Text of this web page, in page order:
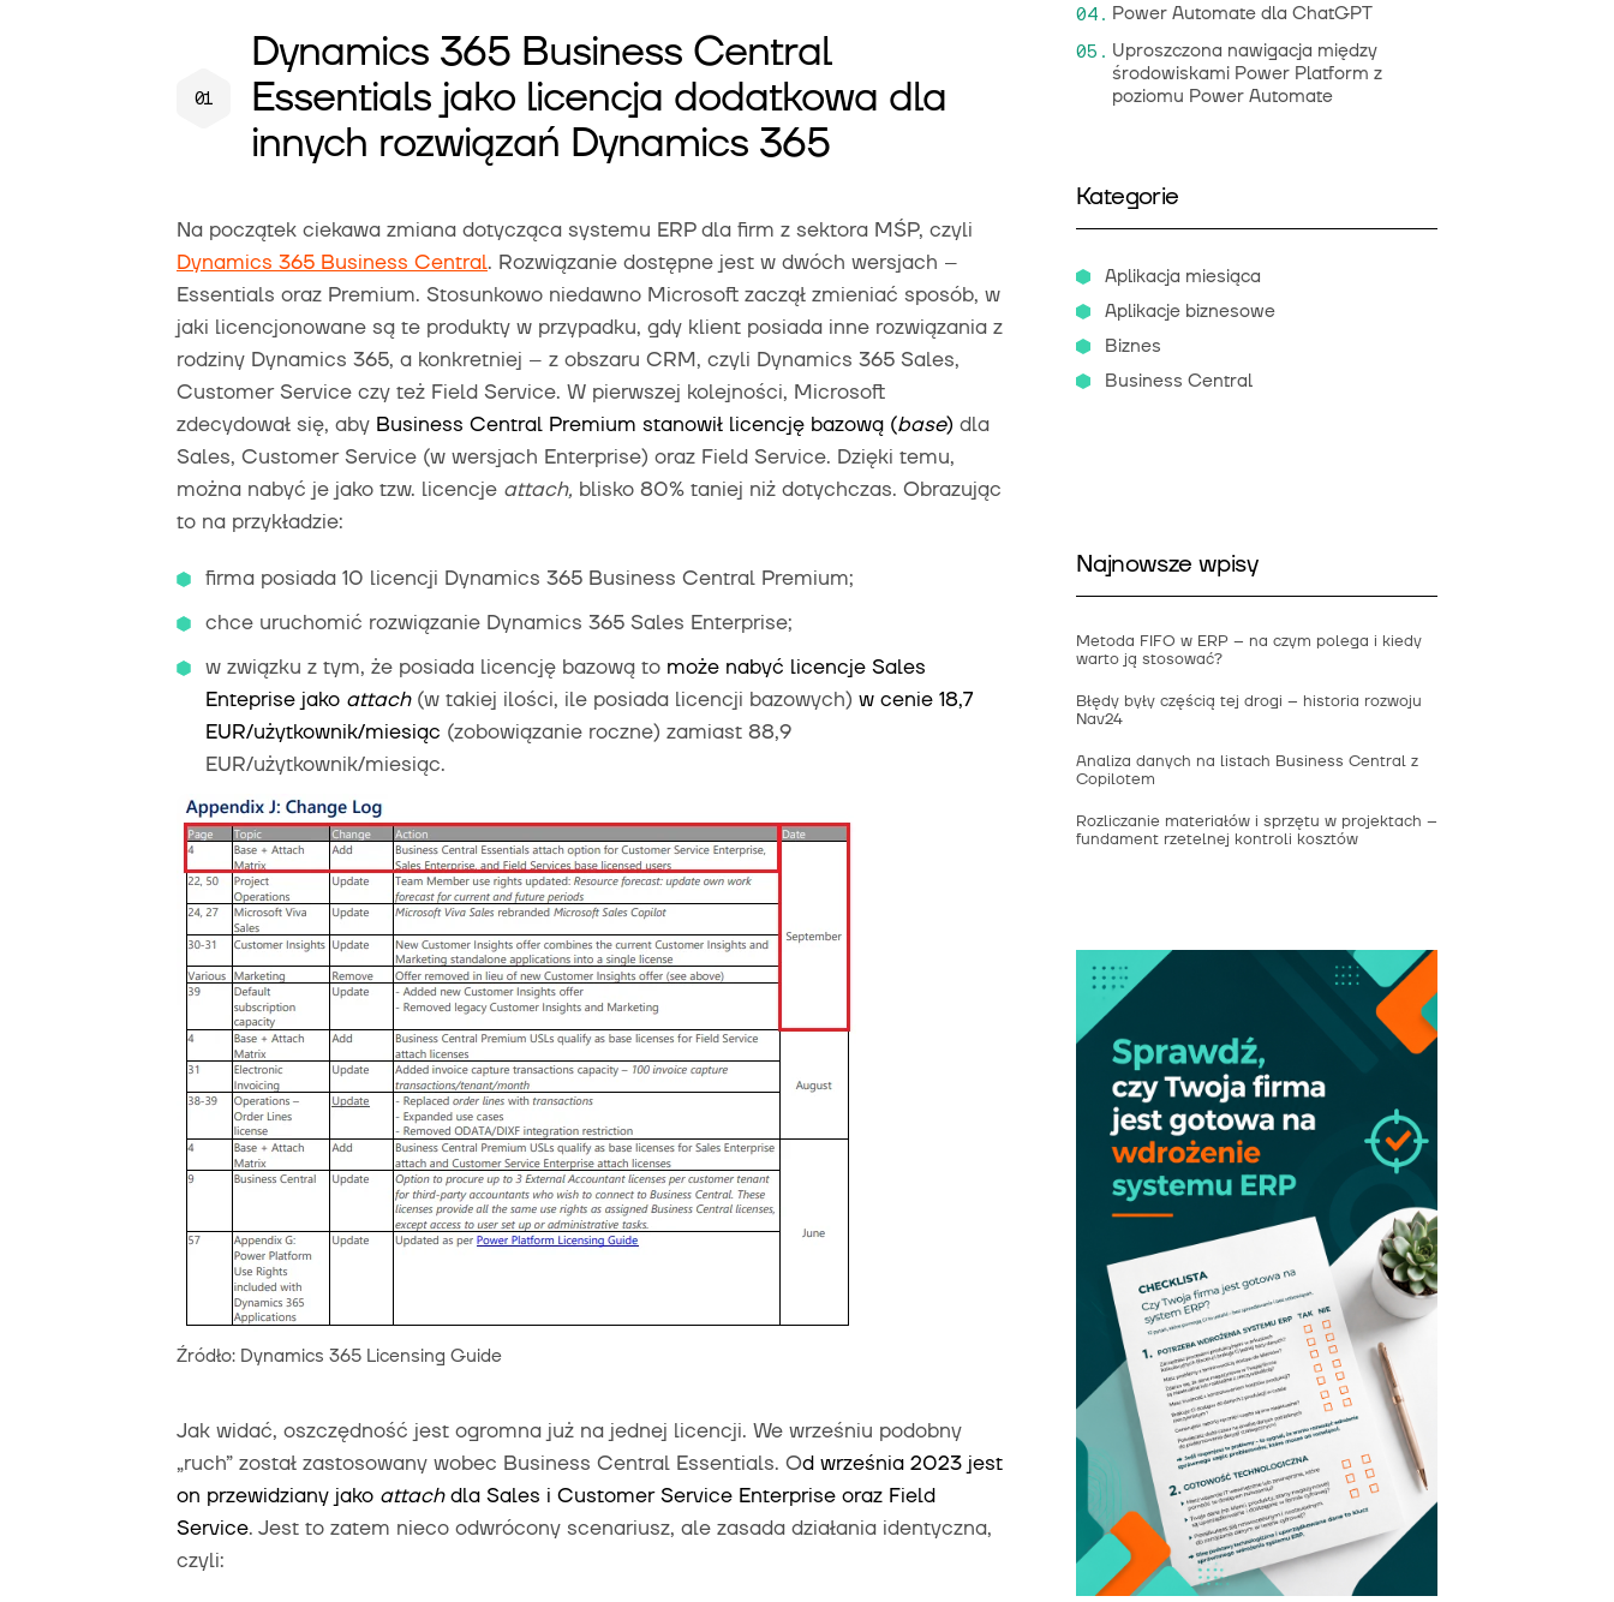
Dynamics 365 Business Central
Essentials jako licencja dodatkowa dla
innych rozwiązań Dynamics 365
Na początek ciekawa zmiana dotycząca systemu ERP dla firm z sektora MŚP, czyli
Dynamics 365 Business Central. Rozwiązanie dostępne jest w dwóch wersjach –
Essentials oraz Premium. Stosunkowo niedawno Microsoft zaczął zmieniać sposób, w
jaki licencjonowane są te produkty w przypadku, gdy klient posiada inne rozwiązania z
rodziny Dynamics 365, a konkretniej – z obszaru CRM, czyli Dynamics 365 Sales,
Customer Service czy też Field Service. W pierwszej kolejności, Microsoft
zdecydował się, aby Business Central Premium stanowił licencję bazową (base) dla
Sales, Customer Service (w wersjach Enterprise) oraz Field Service. Dzięki temu,
można nabyć je jako tzw. licencje attach, blisko 80% taniej niż dotychczas. Obrazując
to na przykładzie:
firma posiada 10 licencji Dynamics 365 Business Central Premium;
chce uruchomić rozwiązanie Dynamics 365 Sales Enterprise;
w związku z tym, że posiada licencję bazową to może nabyć licencje Sales
Enteprise jako attach (w takiej ilości, ile posiada licencji bazowych) w cenie 18,7
EUR/użytkownik/miesiąc (zobowiązanie roczne) zamiast 88,9
EUR/użytkownik/miesiąc.
Źródło: Dynamics 365 Licensing Guide
Jak widać, oszczędność jest ogromna już na jednej licencji. We wrześniu podobny
„ruch” został zastosowany wobec Business Central Essentials. Od września 2023 jest
on przewidziany jako attachdla Sales i Customer Service Enterprise oraz Field
Service. Jest to zatem nieco odwrócony scenariusz, ale zasada działania identyczna,
czyli:
Power Automate dla ChatGPT
Uproszczona nawigacja między
środowiskami Power Platform z
poziomu Power Automate
Kategorie
Aplikacja miesiąca
Aplikacje biznesowe
Biznes
Business Central
Najnowsze wpisy
Metoda FIFO w ERP – na czym polega i kiedy
warto ją stosować?
Błędy były częścią tej drogi – historia rozwoju
Nav24
Analiza danych na listach Business Central z
Copilotem
Rozliczanie materiałów i sprzętu w projektach –
fundament rzetelnej kontroli kosztów